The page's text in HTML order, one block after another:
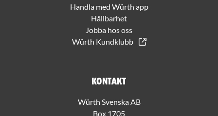
Handla med Würth app
Hållbarhet
Jobba hos oss
Würth Kundklubb
Kontakt
Würth Svenska AB
Box 1705